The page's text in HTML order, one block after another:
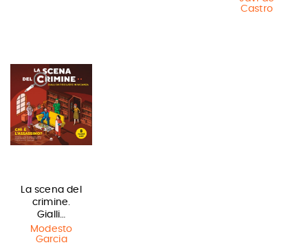
Castro
La scena del
crimine.
Gialli…
Modesto
Garcia